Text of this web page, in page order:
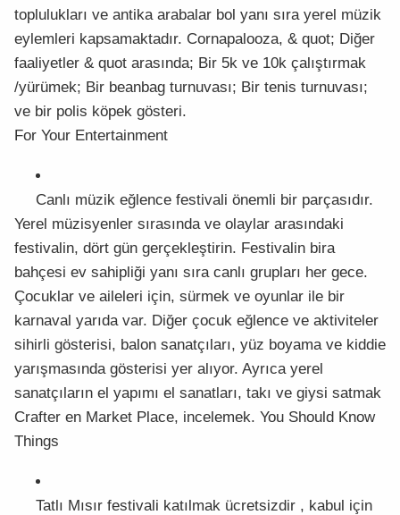
toplulukları ve antika arabalar bol yanı sıra yerel müzik
eylemleri kapsamaktadır. Cornapalooza, & quot; Diğer
faaliyetler & quot arasında; Bir 5k ve 10k çalıştırmak
/yürümek; Bir beanbag turnuvası; Bir tenis turnuvası;
ve bir polis köpek gösteri.
For Your Entertainment
Canlı müzik eğlence festivali önemli bir parçasıdır.
Yerel müzisyenler sırasında ve olaylar arasındaki
festivalin, dört gün gerçekleştirin. Festivalin bira
bahçesi ev sahipliği yanı sıra canlı grupları her gece.
Çocuklar ve aileleri için, sürmek ve oyunlar ile bir
karnaval yarıda var. Diğer çocuk eğlence ve aktiviteler
sihirli gösterisi, balon sanatçıları, yüz boyama ve kiddie
yarışmasında gösterisi yer alıyor. Ayrıca yerel
sanatçıların el yapımı el sanatları, takı ve giysi satmak
Crafter en Market Place, incelemek. You Should Know
Things
Tatlı Mısır festivali katılmak ücretsizdir , kabul için